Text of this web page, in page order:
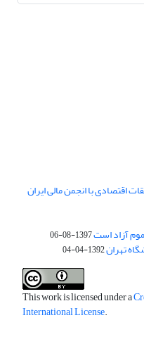
اقتصادی با انجمن مالی ایران
آزاد است1397-08-06
تهران1392-04-04
This work is licensed under a
International License.